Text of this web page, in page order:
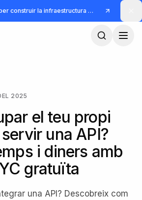
construir la infraestructura per a identitat i frau
2025
el teu propi
una API?
i diners amb
gratuïta
una API? Descobreix com